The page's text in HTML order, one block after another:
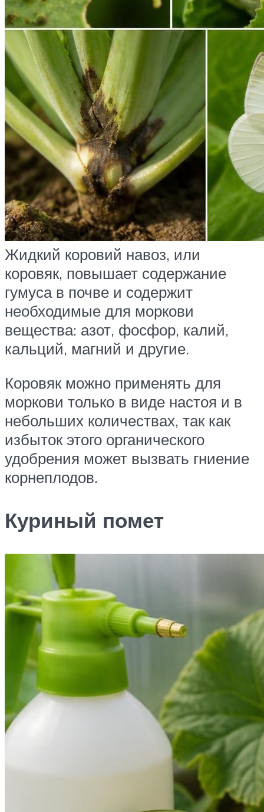
Жидкий коровий навоз, или
коровяк, повышает содержание
гумуса в почве и содержит
необходимые для моркови
вещества: азот, фосфор, калий,
кальций, магний и другие.
Коровяк можно применять для
моркови только в виде настоя и в
небольших количествах, так как
избыток этого органического
удобрения может вызвать гниение
корнеплодов.
Куриный помет